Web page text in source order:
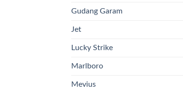
Gudang Garam
Jet
Lucky Strike
Marlboro
Mevius